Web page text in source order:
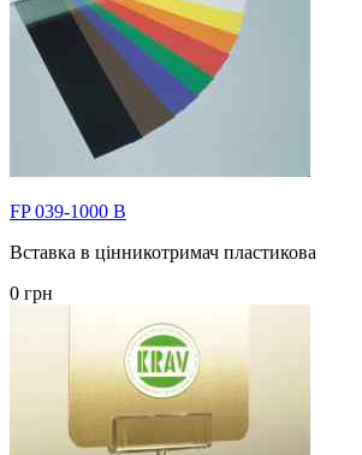
FP 039-1000 B
Вставка в цінникотримач пластикова
0 грн